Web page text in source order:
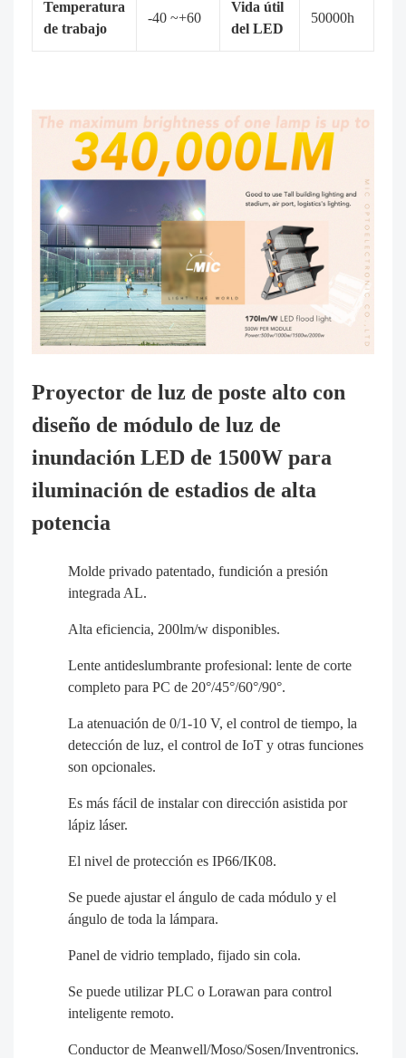
Temperatura
de trabajo
-40 ~+60
Vida útil
del LED
50000h
Proyector de luz de poste alto con
diseño de módulo de luz de
inundación LED de 1500W para
iluminación de estadios de alta
potencia
Molde privado patentado, fundición a presión
integrada AL.
Alta eficiencia, 200lm/w disponibles.
Lente antideslumbrante profesional: lente de corte
completo para PC de 20°/45°/60°/90°.
La atenuación de 0/1-10 V, el control de tiempo, la
detección de luz, el control de IoT y otras funciones
son opcionales.
Es más fácil de instalar con dirección asistida por
lápiz láser.
El nivel de protección es IP66/IK08.
Se puede ajustar el ángulo de cada módulo y el
ángulo de toda la lámpara.
Panel de vidrio templado, fijado sin cola.
Se puede utilizar PLC o Lorawan para control
inteligente remoto.
Conductor de Meanwell/Moso/Sosen/Inventronics.